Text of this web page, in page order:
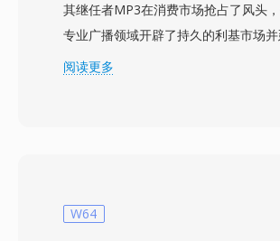
其继任者MP3在消费市场抢占了风头
专业广播领域开辟了持久的利基市场并
该编解码器通过多相滤波器组将音频分
播和HDV摄像机标准都将MP2列为强制
阅读更多
W64